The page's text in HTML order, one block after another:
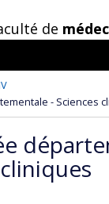
de
- Sciences